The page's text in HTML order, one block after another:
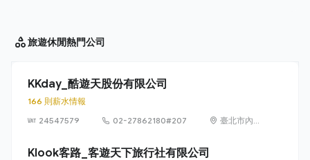
旅遊休閒熱門公司
KKday_酷遊天股份有限公司
166 則薪水情報
24547579
02-27862180#207
臺北市內
Klook客路_客遊天下旅行社有限公司